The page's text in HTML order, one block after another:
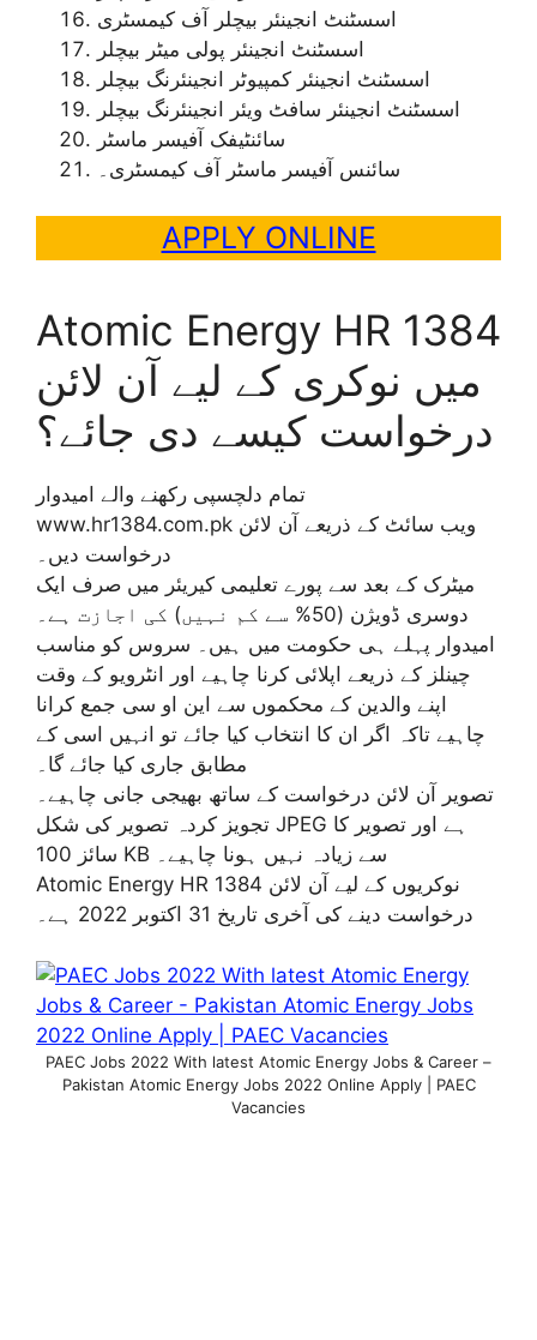
اسسٹنٹ انجینئر بیچلر آف کیمسٹری
اسسٹنٹ انجینئر پولی میٹر بیچلر
اسسٹنٹ انجینئر کمپیوٹر انجینئرنگ بیچلر
اسسٹنٹ انجینئر سافٹ ویئر انجینئرنگ بیچلر
سائنٹیفک آفیسر ماسٹر
سائنس آفیسر ماسٹر آف کیمسٹری۔
APPLY ONLINE
Atomic Energy HR 1384
میں نوکری کے لیے آن لائن
درخواست کیسے دی جائے؟
تمام دلچسپی رکھنے والے امیدوار
www.hr1384.com.pk ویب سائٹ کے ذریعے آن لائن
درخواست دیں۔
میٹرک کے بعد سے پورے تعلیمی کیریئر میں صرف ایک
دوسری ڈویژن (50% سے کم نہیں) کی اجازت ہے۔
امیدوار پہلے ہی حکومت میں ہیں۔ سروس کو مناسب
چینلز کے ذریعے اپلائی کرنا چاہیے اور انٹرویو کے وقت
اپنے والدین کے محکموں سے این او سی جمع کرانا
چاہیے تاکہ اگر ان کا انتخاب کیا جائے تو انہیں اسی کے
مطابق جاری کیا جائے گا۔
تصویر آن لائن درخواست کے ساتھ بھیجی جانی چاہیے۔
تجویز کردہ تصویر کی شکل JPEG ہے اور تصویر کا
سائز 100 KB سے زیادہ نہیں ہونا چاہیے۔
Atomic Energy HR 1384 نوکریوں کے لیے آن لائن
درخواست دینے کی آخری تاریخ 31 اکتوبر 2022 ہے۔
PAEC Jobs 2022 With latest Atomic Energy Jobs & Career –
Pakistan Atomic Energy Jobs 2022 Online Apply | PAEC
Vacancies